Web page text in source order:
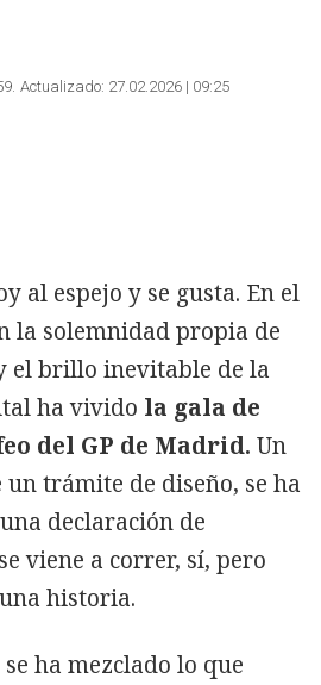
Actualizado: 27.02.2026 | 09:25
al espejo y se gusta. En el
la solemnidad propia de
el brillo inevitable de la
ha vivido la gala de
del GP de Madrid. Un
un trámite de diseño, se ha
declaración de
viene a correr, sí, pero
historia.
ha mezclado lo que